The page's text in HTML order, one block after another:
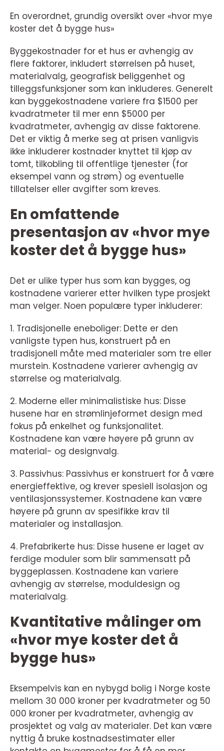
En overordnet, grundig oversikt over «hvor mye
koster det å bygge hus»
Byggekostnader for et hus er avhengig av
flere faktorer, inkludert størrelsen på huset,
materialvalg, geografisk beliggenhet og
tilleggsfunksjoner som kan inkluderes. Generelt
kan byggekostnadene variere fra $1500 per
kvadratmeter til mer enn $5000 per
kvadratmeter, avhengig av disse faktorene.
Det er viktig å merke seg at prisen vanligvis
ikke inkluderer kostnader knyttet til kjøp av
tomt, tilkobling til offentlige tjenester (for
eksempel vann og strøm) og eventuelle
tillatelser eller avgifter som kreves.
En omfattende
presentasjon av «hvor mye
koster det å bygge hus»
Det er ulike typer hus som kan bygges, og
kostnadene varierer etter hvilken type prosjekt
man velger. Noen populære typer inkluderer:
1. Tradisjonelle eneboliger: Dette er den
vanligste typen hus, konstruert på en
tradisjonell måte med materialer som tre eller
murstein. Kostnadene varierer avhengig av
størrelse og materialvalg.
2. Moderne eller minimalistiske hus: Disse
husene har en strømlinjeformet design med
fokus på enkelhet og funksjonalitet.
Kostnadene kan være høyere på grunn av
material- og designvalg.
3. Passivhus: Passivhus er konstruert for å være
energieffektive, og krever spesiell isolasjon og
ventilasjonssystemer. Kostnadene kan være
høyere på grunn av spesifikke krav til
materialer og installasjon.
4. Prefabrikerte hus: Disse husene er laget av
ferdige moduler som blir sammensatt på
byggeplassen. Kostnadene kan variere
avhengig av størrelse, moduldesign og
materialvalg.
Kvantitative målinger om
«hvor mye koster det å
bygge hus»
Eksempelvis kan en nybygd bolig i Norge koste
mellom 30 000 kroner per kvadratmeter og 50
000 kroner per kvadratmeter, avhengig av
prosjektet og valg av materialer. Det kan være
nyttig å bruke kostnadsestimater eller